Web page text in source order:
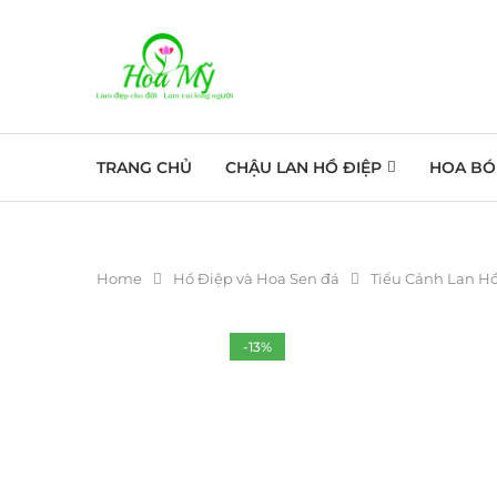
TRANG CHỦ CHẬU LAN HỒ ĐIỆP HOA BÓ
Home Hồ Điệp và Hoa Sen đá Tiểu Cảnh Lan
-13%